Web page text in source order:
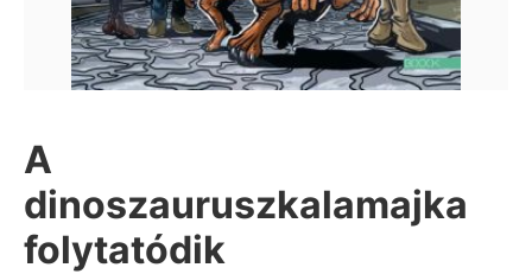
A
dinoszauruszkalamajka
folytatódik